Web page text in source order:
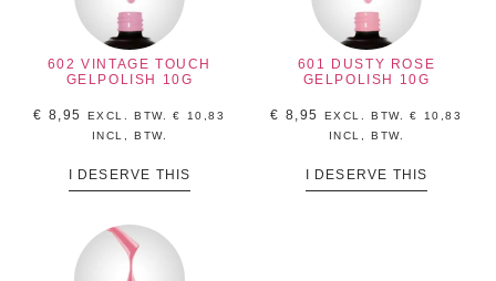
602 VINTAGE TOUCH
GELPOLISH 10G
€ 8,95 EXCL. BTW.€
10,83
INCL, BTW.
I DESERVE THIS
601 DUSTY ROSE
GELPOLISH 10G
€ 8,95 EXCL. BTW.€
10,83
INCL, BTW.
I DESERVE THIS